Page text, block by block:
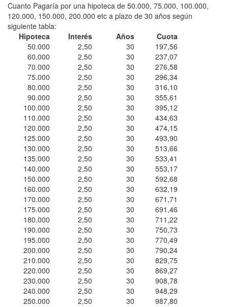
Cuanto Pagaría por una hipoteca de 50.000, 75.000, 100.000,
120.000, 150.000, 200.000 etc a plazo de 30 años según
siguiente tabla:
Hipoteca
Interés Años
Cuota
50.000
2,50 30
197,56
60.000
2,50 30
237,07
70.000
2,50 30
276,58
75.000
2,50 30
296,34
80.000
2,50 30
316,10
90.000
2,50 30
355,61
100.000
2,50 30
395,12
110.000
2,50 30
434,63
120.000
2,50 30
474,15
125.000
2,50 30
493,90
130.000
2,50 30
513,66
135.000
2,50 30
533,41
140.000
2,50 30
553,17
150.000
2,50 30
592,68
160.000
2,50 30
632,19
170.000
2,50 30
671,71
175.000
2,50 30
691,46
180.000
2,50 30
711,22
190.000
2,50 30
750,73
195.000
2,50 30
770,49
200.000
2,50 30
790,24
210.000
2,50 30
829,75
220.000
2,50 30
869,27
230.000
2,50 30
908,78
240.000
2,50 30
948,29
250.000
2,50 30 987,80